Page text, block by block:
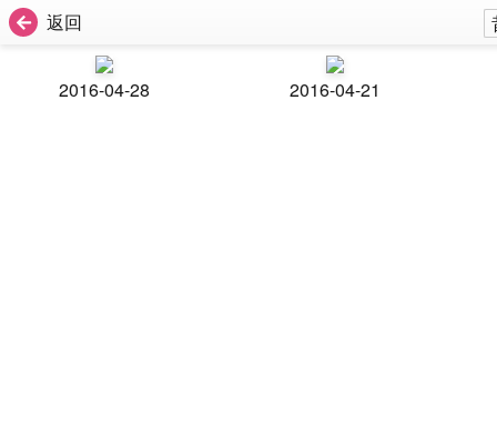
返回
2016-04-28 2016-04-21